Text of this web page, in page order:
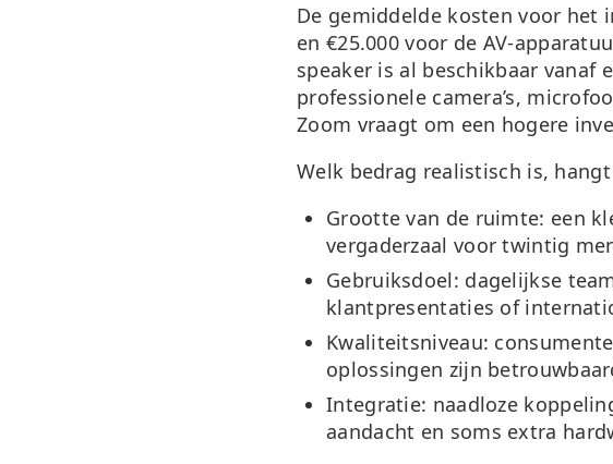
De gemiddelde kosten voor het
en €25.000 voor de AV-
speaker is al beschikbaar vanaf
professionele camera’s,
Zoom vraagt om een hogere
Welk bedrag realistisch is,
Grootte van de ruimte: een
vergaderzaal voor twintig
Gebruiksdoel: dagelijkse
klantpresentaties of
Kwaliteitsniveau:
oplossingen zijn
Integratie: naadloze
aandacht en soms extra